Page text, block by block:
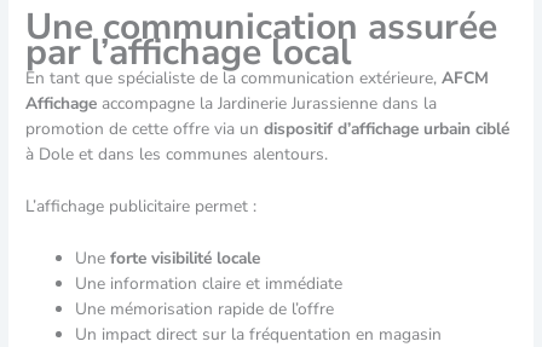
Une communication assurée
par l’affichage local
En tant que spécialiste de la communication extérieure,AFCM
Affichage accompagne la Jardinerie Jurassienne dans la
promotion de cette offre via undispositif d’affichage urbain ciblé
à Dole et dans les communes alentours.
L’affichage publicitaire permet :
Uneforte visibilité locale
Une information claire et immédiate
Une mémorisation rapide de l’offre
Un impact direct sur la fréquentation en magasin